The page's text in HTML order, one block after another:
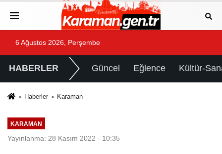
6 Ağustos 2026, Perşembe
HABERLER Güncel Eğlence Kültür-
Haberler Karaman
KARAMAN
Yayınlanma: 28 Kasım 2022 - 10:35